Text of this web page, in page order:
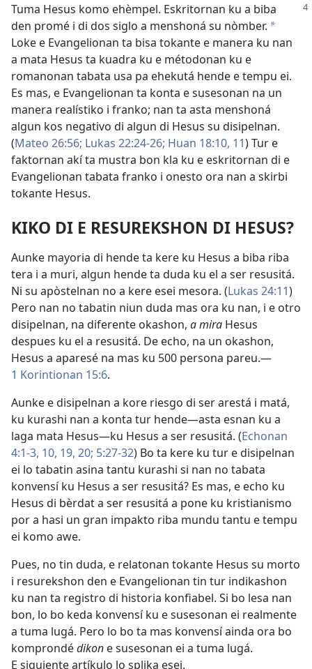
Tuma Hesus komo ehèmpel. Eskritornan ku a biba
den promé i di dos siglo a menshoná su nòmber. a
Loke e Evangelionan ta bisa tokante e manera ku nan
a mata Hesus ta kuadra ku e métodonan ku e
romanonan tabata usa pa ehekutá hende e tempu ei.
Es mas, e Evangelionan ta konta e susesonan na un
manera realístiko i franko; nan ta asta menshoná
algun kos negativo di algun di Hesus su disipelnan.
(Mateo 26:56; Lukas 22:24-26; Huan 18:10, 11) Tur e
faktornan akí ta mustra bon kla ku e eskritornan di e
Evangelionan tabata franko i onesto ora nan a skirbi
tokante Hesus.
KIKO DI E RESUREKSHON DI HESUS?
Aunke mayoria di hende ta kere ku Hesus a biba riba
tera i a muri, algun hende ta duda ku el a ser resusitá.
Ni su apòstelnan no a kere esei mesora. (Lukas 24:11)
Pero nan no tabatin niun duda mas ora ku nan, i e otro
disipelnan, na diferente okashon, a mira Hesus
despues ku el a resusitá. De echo, na un okashon,
Hesus a aparesé na mas ku 500 persona pareu.—
1 Korintionan 15:6.
Aunke e disipelnan a kore riesgo di ser arestá i matá,
ku kurashi nan a konta tur hende—asta esnan ku a
laga mata Hesus—ku Hesus a ser resusitá. (Echonan
4:1-3, 10, 19, 20; 5:27-32) Bo ta kere ku tur e disipelnan
ei lo tabatin asina tantu kurashi si nan no tabata
konvensí ku Hesus a ser resusitá? Es mas, e echo ku
Hesus di bèrdat a ser resusitá a pone ku kristianismo
por a hasi un gran impakto riba mundu tantu e tempu
ei komo awe.
Pues, no tin duda, e relatonan tokante Hesus su morto
i resurekshon den e Evangelionan tin tur indikashon
ku nan ta registro di historia konfiabel. Si bo lesa nan
bon, lo bo keda konvensí ku e susesonan ei realmente
a tuma lugá. Pero lo bo ta mas konvensí ainda ora bo
komprondédikon e susesonan ei a tuma lugá.
E siguiente artíkulo lo splika esei.